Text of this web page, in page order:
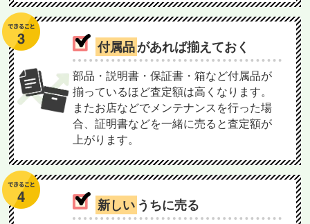
付属品があれば揃えておく
部品・説明書・保証書・箱など付属品が
揃っているほど査定額は高くなります。
またお店などでメンテナンスを行った場
合、証明書などを一緒に売ると査定額が
上がります。
新しい うちに売る